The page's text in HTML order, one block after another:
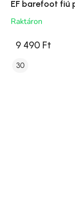
EF barefoot fiú
Raktáron
9 490 Ft
30